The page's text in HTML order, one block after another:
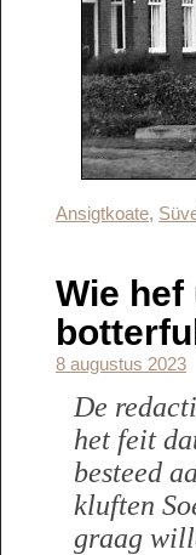
Ansigtkoate,
Wie hef
8 augustus 2023
De
het feit
besteed
kluften
graag